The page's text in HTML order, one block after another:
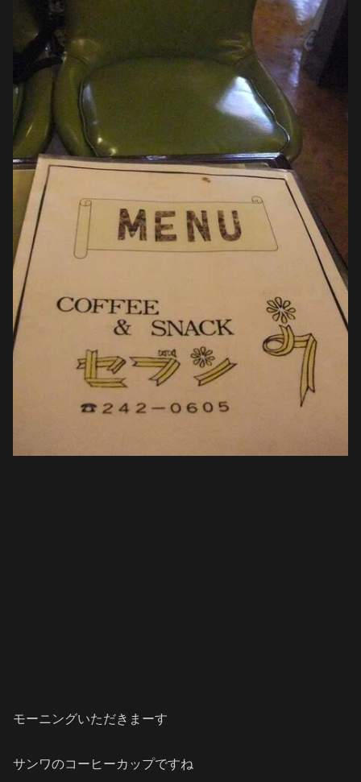
モーニングいただきまーす
サンワのコーヒーカップですね